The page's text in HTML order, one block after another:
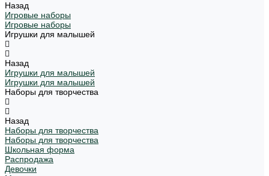
Назад
Игровые наборы
Игровые наборы
Игрушки для малышей
Назад
Игрушки для малышей
Игрушки для малышей
Наборы для творчества
Назад
Наборы для творчества
Наборы для творчества
Школьная форма
Распродажа
Девочки